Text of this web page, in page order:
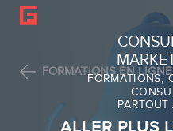
FORMATIONS,
Recherche
À
FORMATIONS EN LIGNE